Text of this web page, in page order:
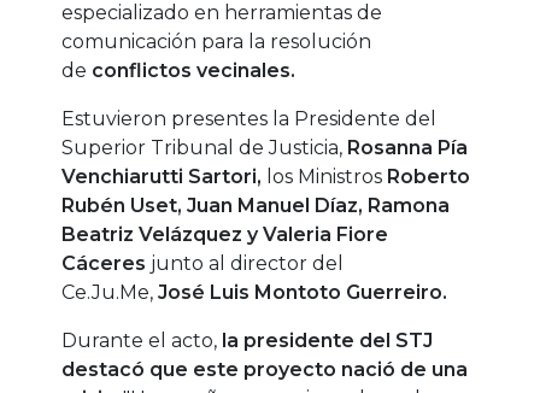
especializado en herramientas de
comunicación para la resolución
de conflictos vecinales.
Estuvieron presentes la Presidente del
Superior Tribunal de Justicia, Rosanna Pía
Venchiarutti Sartori, los Ministros Roberto
Rubén Uset, Juan Manuel Díaz, Ramona
Beatriz Velázquez y Valeria Fiore
Cáceres junto al director del
Ce.Ju.Me,José Luis Montoto Guerreiro.
Durante el acto, la presidente del STJ
destacó que este proyecto nació de una